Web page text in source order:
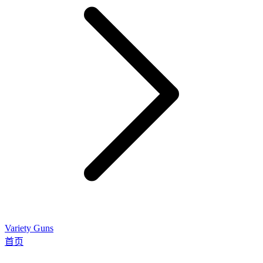
Variety Guns
首页